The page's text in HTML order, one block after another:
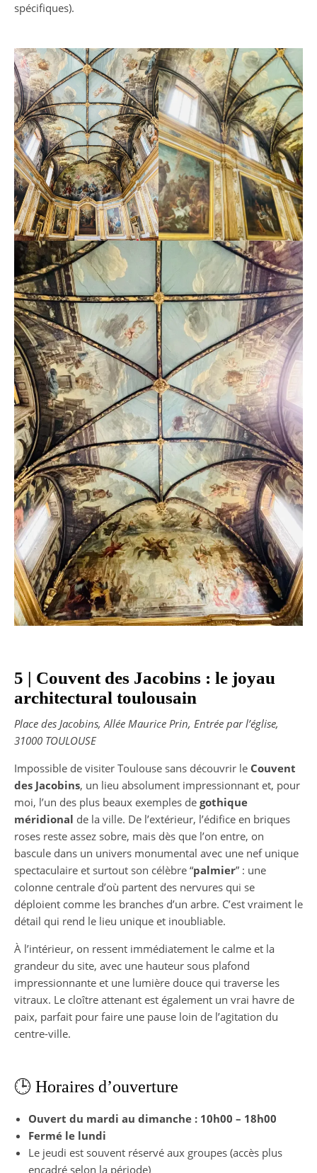
spécifiques).
5 | Couvent des Jacobins : le joyau
architectural toulousain
Place des Jacobins, Allée Maurice Prin, Entrée par l’église,
31000 TOULOUSE
Impossible de visiter Toulouse sans découvrir le Couvent
des Jacobins, un lieu absolument impressionnant et, pour
moi, l’un des plus beaux exemples de gothique
méridional de la ville. De l’extérieur, l’édifice en briques
roses reste assez sobre, mais dès que l’on entre, on
bascule dans un univers monumental avec une nef unique
spectaculaire et surtout son célèbre “palmier” : une
colonne centrale d’où partent des nervures qui se
déploient comme les branches d’un arbre. C’est vraiment le
détail qui rend le lieu unique et inoubliable.
À l’intérieur, on ressent immédiatement le calme et la
grandeur du site, avec une hauteur sous plafond
impressionnante et une lumière douce qui traverse les
vitraux. Le cloître attenant est également un vrai havre de
paix, parfait pour faire une pause loin de l’agitation du
centre-ville.
🕒 Horaires d’ouverture
Ouvert du mardi au dimanche : 10h00 – 18h00
Fermé le lundi
Le jeudi est souvent réservé aux groupes (accès plus
encadré selon la période)